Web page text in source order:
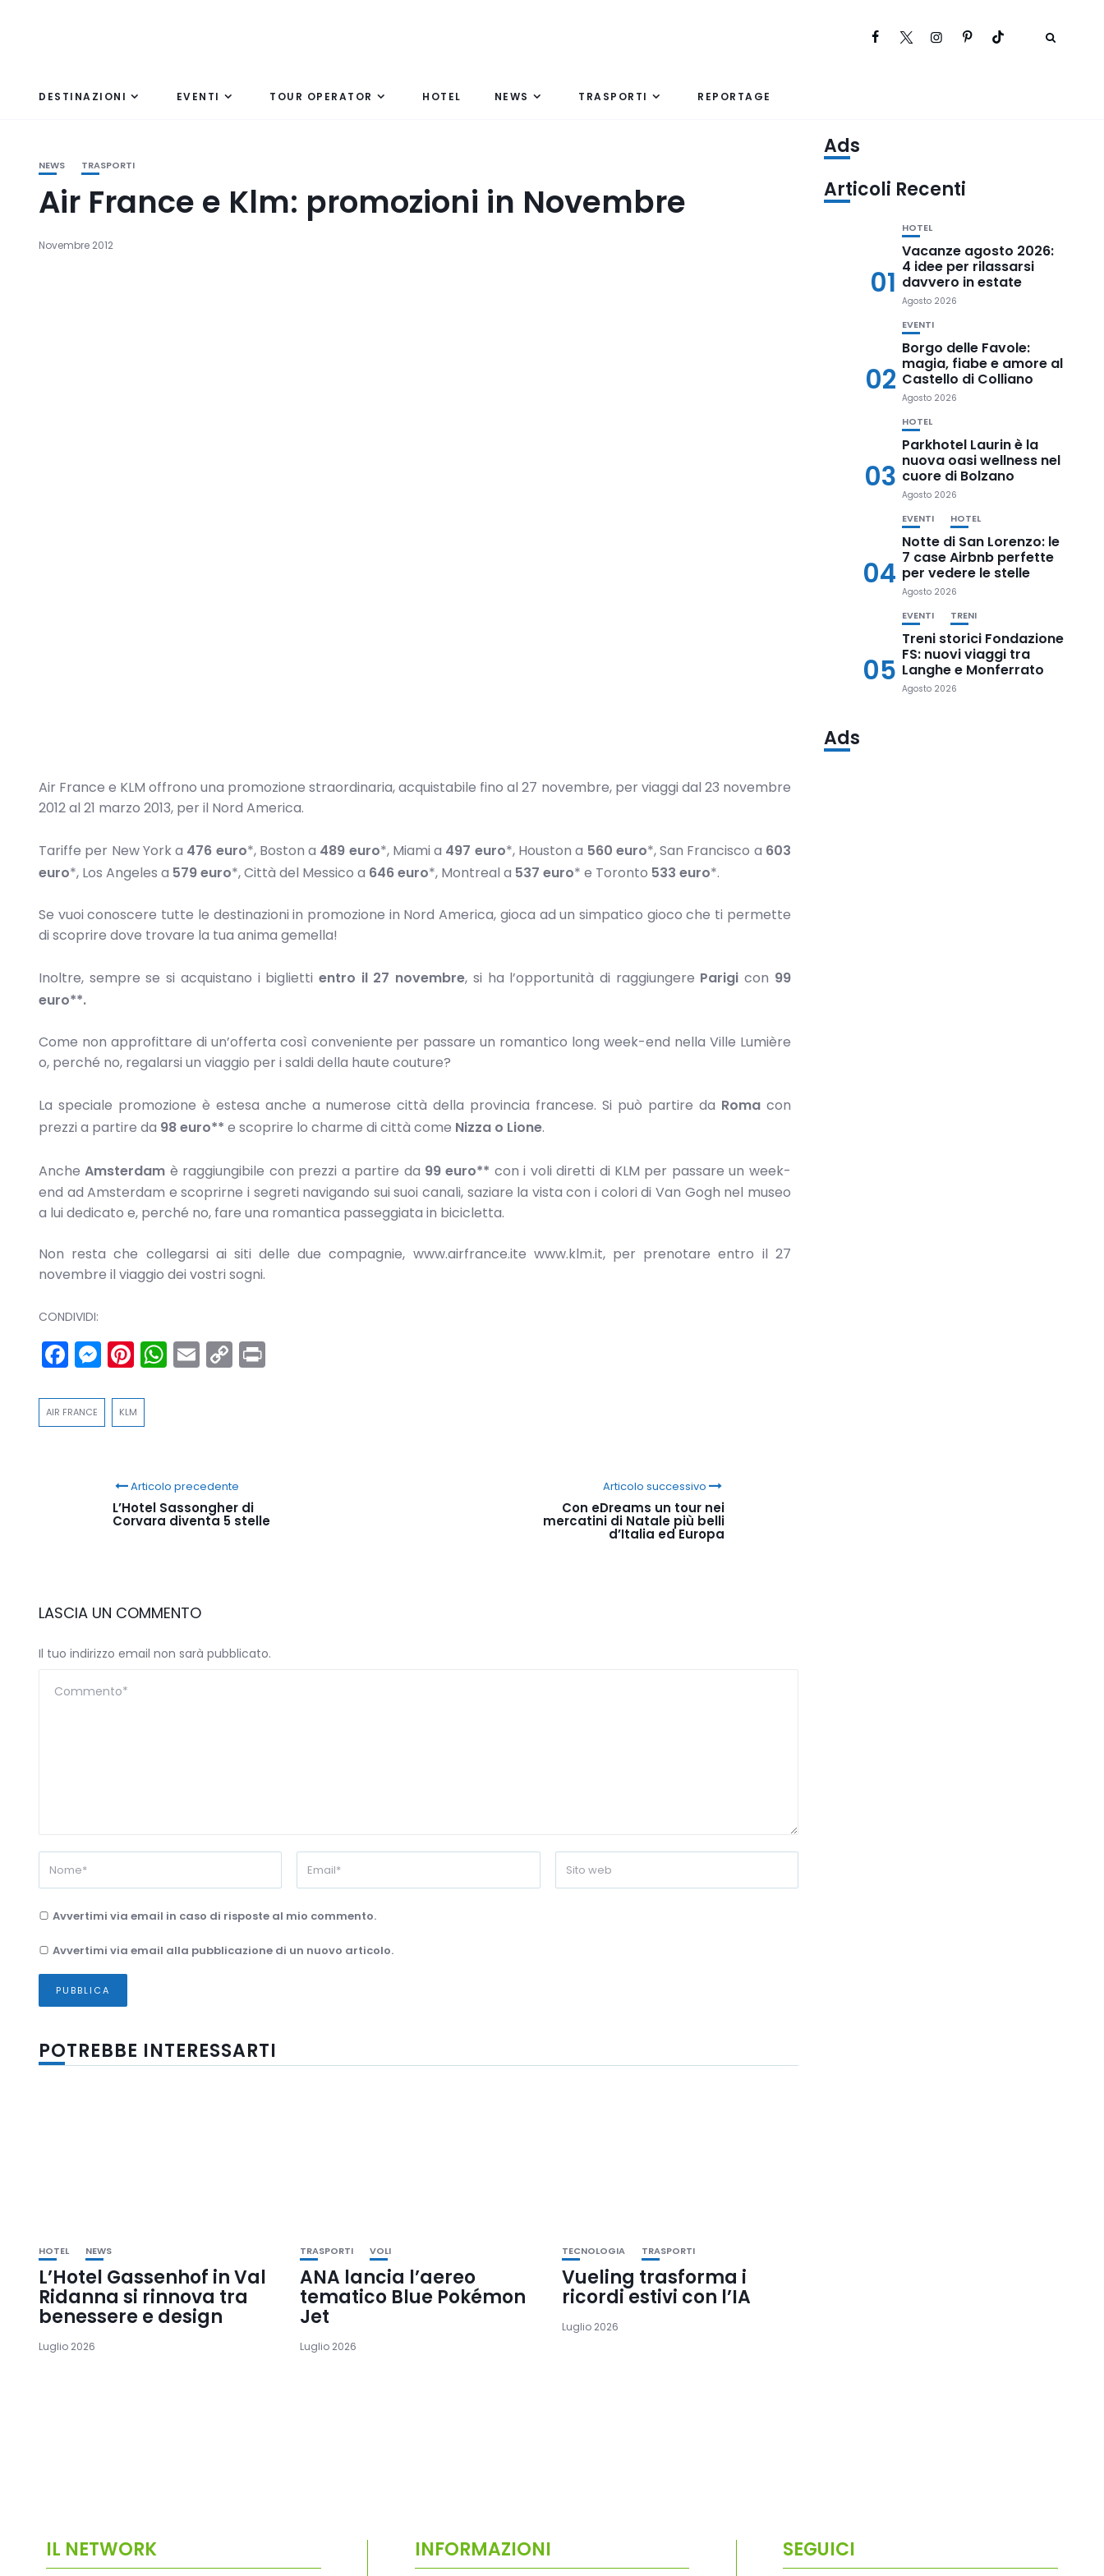
DESTINAZIONI EVENTI TOUR OPERATOR HOTEL NEWS TRASPORTI REPORTAGE
NEWS TRASPORTI
Air France e Klm: promozioni in Novembre
Novembre 2012
Air France e KLM offrono una promozione straordinaria, acquistabile fino al 27 novembre, per viaggi dal 23 novembre
2012 al 21 marzo 2013, per il Nord America.
Tariffe per New York a 476 euro*, Boston a 489 euro*, Miami a 497 euro*, Houston a 560 euro*, San Francisco a 603
euro*, Los Angeles a 579 euro*, Città del Messico a 646 euro*, Montreal a 537 euro* e Toronto 533 euro*.
Se vuoi conoscere tutte le destinazioni in promozione in Nord America, gioca ad un simpatico gioco che ti permette
di scoprire dove trovare la tua anima gemella!
Inoltre, sempre se si acquistano i biglietti entro il 27 novembre, si ha l’opportunità di raggiungere Parigi con 99
euro**.
Come non approfittare di un’offerta così conveniente per passare un romantico long week-end nella Ville Lumière
o, perché no, regalarsi un viaggio per i saldi della haute couture?
La speciale promozione è estesa anche a numerose città della provincia francese. Si può partire da Romacon
prezzi a partire da 98 euro** e scoprire lo charme di città come Nizza o Lione.
AncheAmsterdam è raggiungibile con prezzi a partire da 99 euro** con i voli diretti di KLM per passare un week-
end ad Amsterdam e scoprirne i segreti navigando sui suoi canali, saziare la vista con i colori di Van Gogh nel museo
a lui dedicato e, perché no, fare una romantica passeggiata in bicicletta.
Non resta che collegarsi ai siti delle due compagnie, www.airfrance.ite www.klm.it, per prenotare entro il 27
novembre il viaggio dei vostri sogni.
CONDIVIDI:
Facebook
Messenger
Pinterest
WhatsApp
Email
Copy
Link
AIR FRANCE KLM
Articolo precedente
L’Hotel Sassongher di
Corvara diventa 5 stelle
Articolo successivo
Con eDreams un tour nei
mercatini di Natale più belli
d’Italia ed Europa
LASCIA UN COMMENTO
Il tuo indirizzo email non sarà pubblicato.
Avvertimi via email in caso di risposte al mio commento.
Avvertimi via email alla pubblicazione di un nuovo articolo.
POTREBBE INTERESSARTI
HOTEL NEWS
L’Hotel Gassenhof in Val
Ridanna si rinnova tra
benessere e design
Luglio 2026
TRASPORTI VOLI
ANA lancia l’aereo
tematico Blue Pokémon
Jet
Luglio 2026
TECNOLOGIA TRASPORTI
Vueling trasforma i
ricordi estivi con l’IA
Luglio 2026
Ads
Articoli Recenti
01
HOTEL
Vacanze agosto 2026:
4 idee per rilassarsi
davvero in estate
Agosto 2026
02
EVENTI
Borgo delle Favole:
magia, fiabe e amore al
Castello di Colliano
Agosto 2026
03
HOTEL
Parkhotel Laurin è la
nuova oasi wellness nel
cuore di Bolzano
Agosto 2026
04
EVENTI HOTEL
Notte di San Lorenzo: le
7 case Airbnb perfette
per vedere le stelle
Agosto 2026
05
EVENTI TRENI
Treni storici Fondazione
FS: nuovi viaggi tra
Langhe e Monferrato
Agosto 2026
Ads
IL NETWORK INFORMAZIONI SEGUICI